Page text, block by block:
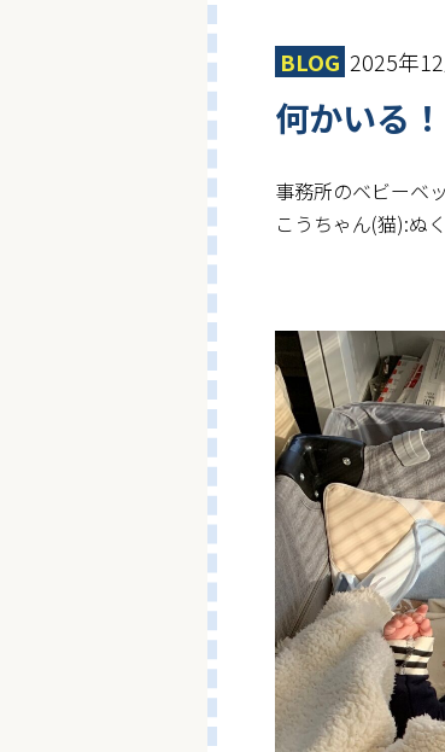
BLOG 2025年
何かいる！
事務所のベビーベ
こうちゃん(猫):ぬ